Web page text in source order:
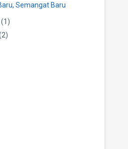
Semangat Baru
(1)